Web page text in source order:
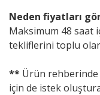
Neden fiyatları
Maksimum 48 saat
tekliflerini toplu
** Ürün
için de istek